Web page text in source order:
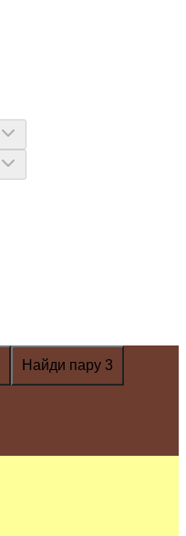
Найди пару 3